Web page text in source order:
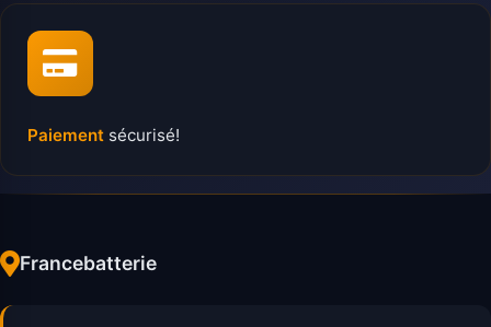
Paiement sécurisé!
Francebatterie